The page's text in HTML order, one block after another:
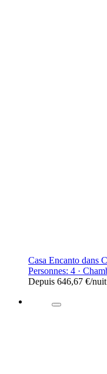
Casa Encanto dans
Personnes: 4 ·
Depuis 646,67 €/nuit